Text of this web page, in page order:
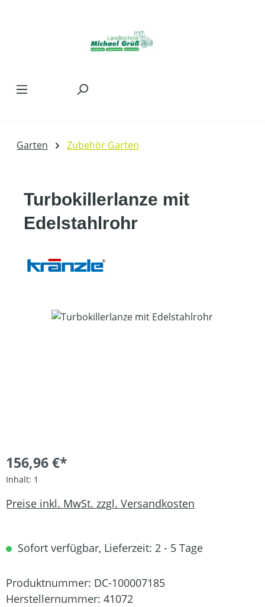
Garten Zubehör Garten
Turbokillerlanze mit
Edelstahlrohr
Bildergalerie überspringen
156,96 €*
Inhalt: 1
Preise inkl. MwSt. zzgl. Versandkosten
Sofort verfügbar, Lieferzeit: 2 - 5 Tage
Produktnummer: DC-100007185
Herstellernummer: 41072